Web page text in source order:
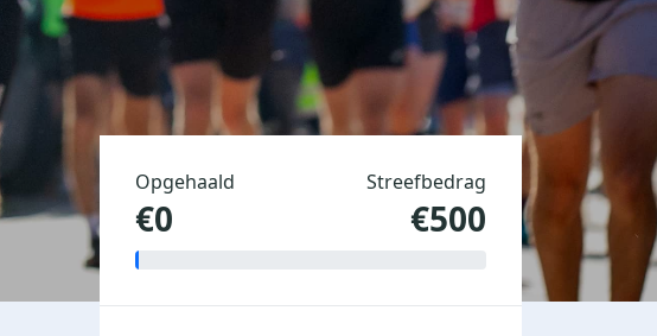
Opgehaald
€0
Streefbedrag
€500